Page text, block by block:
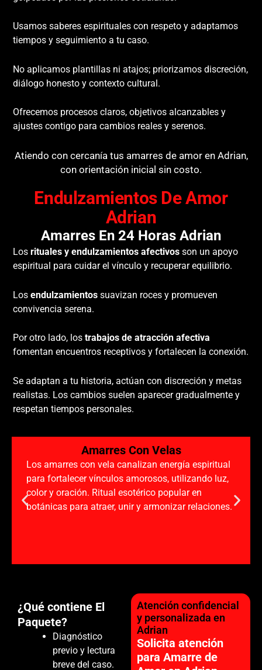
Usamos saberes espirituales con respeto y adaptamos
tiempos y seguimiento a tu caso.
No aplicamos plantillas ni atajos; priorizamos discreción,
diálogo honesto y contexto cultural.
Ofrecemos procesos claros, objetivos alcanzables y
ajustes contigo para cambios reales y serenos.
Atiendo con cercanía tus amarres de amor en Adrian,
con orientación inicial sin costo.
Endulzamientos De Amor
Adrian
Amarres En 24 Horas Adrian
Los rituales y endulzamientos afectivos son un apoyo
espiritual para cuidar el vínculo y recuperar equilibrio.
Los endulzamientos suavizan roces y promueven
convivencia serena.
Por otro lado, los trabajos de atracción afectiva
fomentan encuentros receptivos y fortalecen la conexión.
Se adaptan a tu historia, actúan con discreción y metas
realistas. Los cambios suelen aparecer gradualmente y
respetan tiempos personales.
Amarres Con Velas
Los amarres con vela canalizan energía espiritual
para fortalecer vínculos amorosos, utilizando luz,
color y oración. Ritual esotérico popular en
botánicas para atraer, unir y armonizar relaciones.
¿Qué contiene El
Paquete?
Diagnóstico
previo y lectura
breve del caso.
Atención confidencial
y personalizada en
Adrian
Solicita atención
para Amarre de